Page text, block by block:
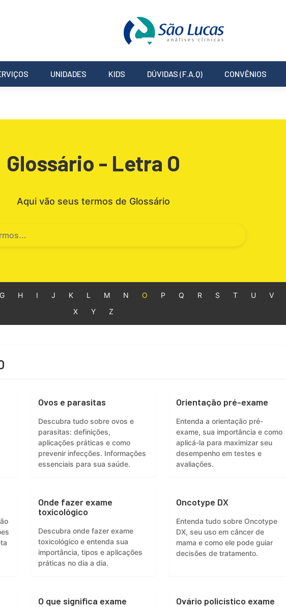
UNIDADES KIDS DÚVIDAS (F.A.Q) CONVÊNIOS
Glossário - Letra O
Aqui vão seus termos de Glossário
G H I J K L M N O P Q R S T U V
X
Y Z
Ovos e parasitas
Descubra tudo sobre ovos e
parasitas: definições,
aplicações práticas e como
prevenir infecções. Informações
essenciais para sua saúde.
Orientação pré-exame
Entenda a orientação pré-
exame, sua importância e como
aplicá-la para maximizar seu
desempenho em testes e
avaliações.
Onde fazer exame
toxicológico
Descubra onde fazer exame
toxicológico e entenda sua
importância, tipos e aplicações
práticas no dia a dia.
Oncotype DX
Entenda tudo sobre Oncotype
DX, seu uso em câncer de
mama e como ele pode guiar
decisões de tratamento.
O que significa exame
Ovário policístico exame